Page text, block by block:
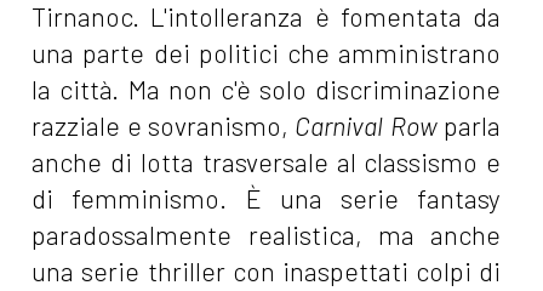
Tirnanoc. L'intolleranza è fomentata da
una parte dei politici che amministrano
la città. Ma non c'è solo discriminazione
razziale e sovranismo, Carnival Rowparla
anche di lotta trasversale al classismo e
di femminismo. È una serie fantasy
paradossalmente realistica, ma anche
una serie thriller con inaspettati colpi di